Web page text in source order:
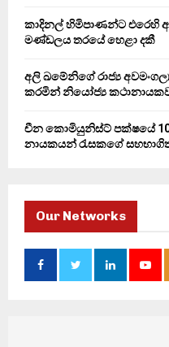
කාදිනල් හිමිපාණන්ට එරෙහි
මණ්ඩලය තරයේ හෙළා දකී
අලි ඛමේනිගේ රාජ්‍ය
කරමින් නියෝජ්‍ය
චීන කොමියුනිස්ට් පක්ෂයේ
නායකයන් රැසකගේ
Our Networks